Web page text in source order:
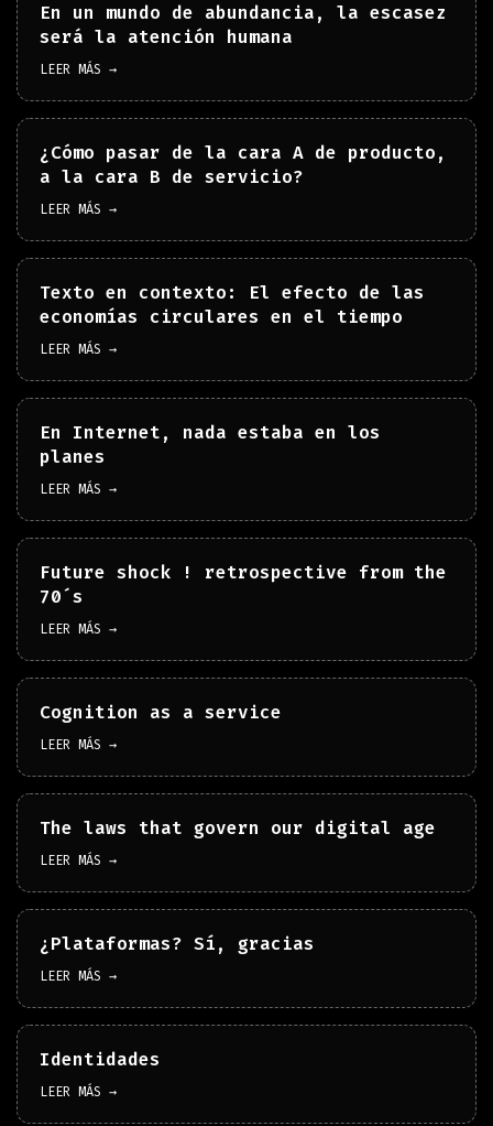
En un mundo de abundancia, la escasez
será la atención humana
LEER MÁS →
¿Cómo pasar de la cara A de producto,
a la cara B de servicio?
LEER MÁS →
Texto en contexto: El efecto de las
economías circulares en el tiempo
LEER MÁS →
En Internet, nada estaba en los
planes
LEER MÁS →
Future shock ! retrospective from the
70´s
LEER MÁS →
Cognition as a service
LEER MÁS →
The laws that govern our digital age
LEER MÁS →
¿Plataformas? Sí, gracias
LEER MÁS →
Identidades
LEER MÁS →